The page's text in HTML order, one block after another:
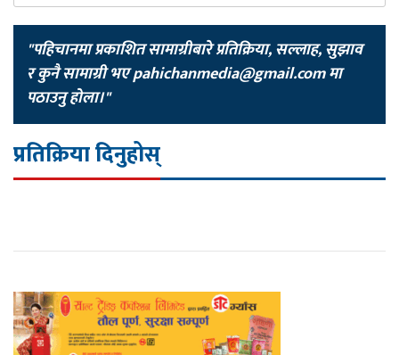
"पहिचानमा प्रकाशित सामाग्रीबारे प्रतिक्रिया, सल्लाह, सुझाव
र कुनै सामाग्री भएpahichanmedia@gmail.comमा
पठाउनु होला।"
प्रतिक्रिया दिनुहोस्